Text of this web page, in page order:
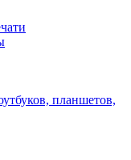
планшетов,